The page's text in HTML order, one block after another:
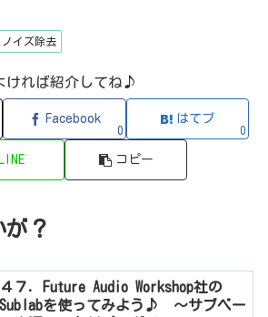
プ...
ノイズ除去
ければ紹介してね♪
Facebook
0
はてブ
0
LINE コピー
？
４７．Future Audio Workshop社の
Sublabを使ってみよう♪ ～サブベー